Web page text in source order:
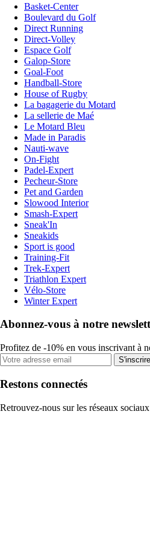
Basket-Center
Boulevard du Golf
Direct Running
Direct-Volley
Espace Golf
Galop-Store
Goal-Foot
Handball-Store
House of Rugby
La bagagerie du Motard
La sellerie de Maé
Le Motard Bleu
Made in Paradis
Nauti-wave
On-Fight
Padel-Expert
Pecheur-Store
Pet and Garden
Slowood Interior
Smash-Expert
Sneak'In
Sneakids
Sport is good
Training-Fit
Trek-Expert
Triathlon Expert
Vélo-Store
Winter Expert
Abonnez-vous à notre
Profitez de -10% en vous inscrivant à
S'inscrire
Restons connectés
Retrouvez-nous sur les réseaux sociaux